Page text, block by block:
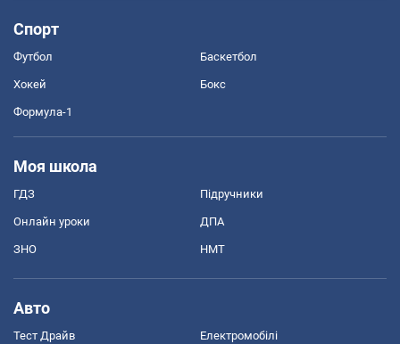
Спорт
Футбол Баскетбол
Хокей Бокс
Формула-1
Моя школа
ГДЗ Підручники
Онлайн уроки ДПА
ЗНО НМТ
Авто
Тест Драйв Електромобілі